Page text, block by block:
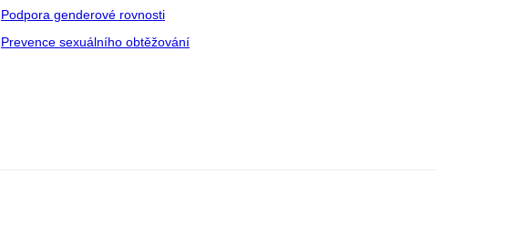
Podpora genderové rovnosti
Prevence sexuálního obtěžování